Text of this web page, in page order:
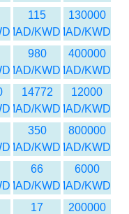
130000
MAD/KWD
115
MAD/KWD
400000
MAD/KWD
980
MAD/KWD
12000
MAD/KWD
14772
MAD/KWD
800000
MAD/KWD
350
MAD/KWD
6000
MAD/KWD
66
MAD/KWD
200000
17